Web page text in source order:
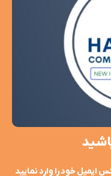
ایمیل خود را وارد نمایید